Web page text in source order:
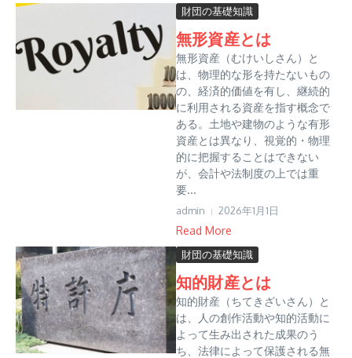
財団の基礎知識
無形資産とは
無形資産（むけいしさん）と
は、物理的な形を持たないもの
の、経済的価値を有し、継続的
に利用される資産を指す概念で
ある。土地や建物のような有形
資産とは異なり、視覚的・物理
的に把握することはできない
が、会計や法制度の上では重
要...
admin 2026年1月1日
Read More
財団の基礎知識
知的財産とは
知的財産（ちてきざいさん）と
は、人の創作活動や知的活動に
よって生み出された成果のう
ち、法律によって保護される無